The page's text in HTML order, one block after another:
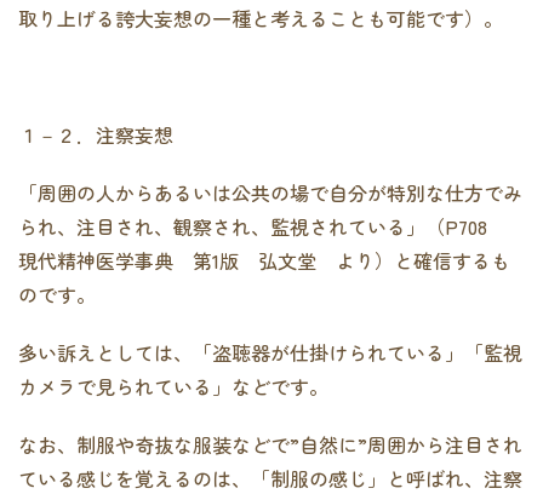
取り上げる誇大妄想の一種と考えることも可能です）。
１－２．注察妄想
「周囲の人からあるいは公共の場で自分が特別な仕方でみ
られ、注目され、観察され、監視されている」（P708
現代精神医学事典 第1版 弘文堂 より）と確信するも
のです。
多い訴えとしては、「盗聴器が仕掛けられている」「監視
カメラで見られている」などです。
なお、制服や奇抜な服装などで”自然に”周囲から注目され
ている感じを覚えるのは、「制服の感じ」と呼ばれ、注察